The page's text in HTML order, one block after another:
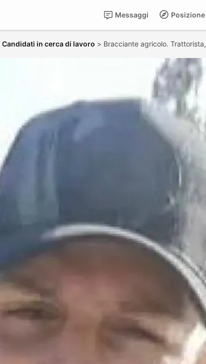
Posizione
Messaggi
Candidati in cerca di lavoro > Bracciante agricolo. Trattorista,